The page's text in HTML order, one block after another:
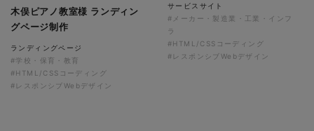
サービスサイト
#メーカー・製造業・工業・インフ
ラ
#HTML/CSSコーディング
#レスポンシブWebデザイン
木俣ピアノ教室様 ランディン
グページ制作
ランディングページ
#学校・保育・教育
#HTML/CSSコーディング
#レスポンシブWebデザイン